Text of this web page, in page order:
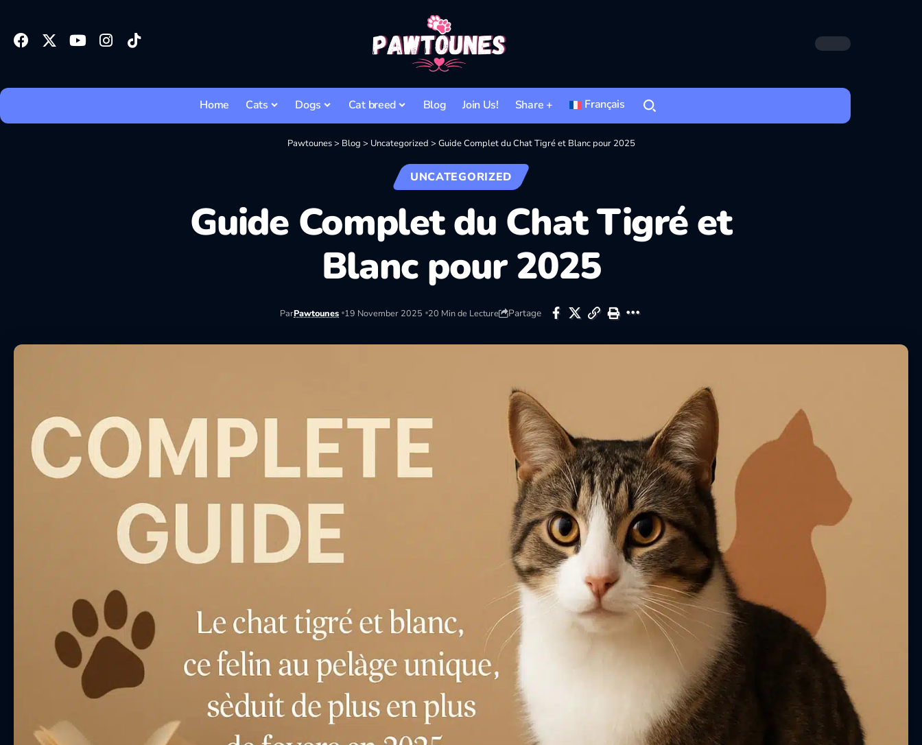
Home Cats Dogs Cat breed Blog Join Us! Share + Français
Pawtounes> Blog > Uncategorized > Guide Complet du Chat Tigré et Blanc pour 2025
UNCATEGORIZED
Guide Complet du Chat Tigré et
Blanc pour 2025
ParPawtounes 19 November 2025 20 Min de Lecture Partage